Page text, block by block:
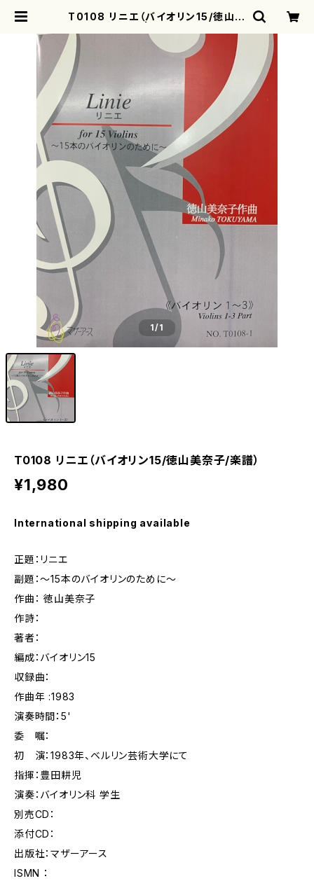
T0108 リニエ（バイオリン15/徳山美
1/1
T0108 リニエ（バイオリン15/徳山美奈子/楽譜）
¥1,980
International shipping available
正題：リニエ
副題：〜15本のバイオリンのために〜
作曲： 徳山美奈子
作詩：
著者：
編成：バイオリン15
収録曲：
作曲年 :1983
演奏時間：5'
委 嘱：
初 演：1983年、ベルリン芸術大学にて
指揮：豊田耕児
演奏：バイオリン科 学生
別売CD：
添付CD：
出版社：マザーアース
ISMN ：